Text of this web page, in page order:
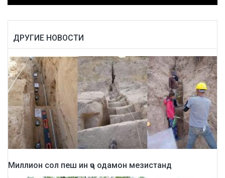
ДРУГИЕ НОВОСТИ
Миллион сол пеш ин ҷо одамон мезистанд